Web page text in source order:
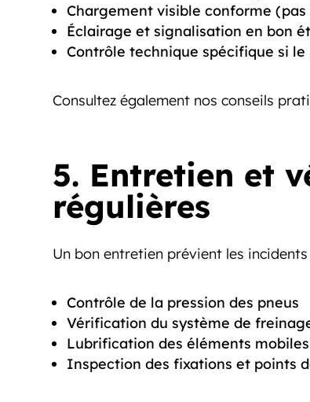
Chargement visible conforme
Éclairage et signalisation en bon
Contrôle technique spécifique si le
Consultez également nos conseils
5. Entretien et
régulières
Un bon entretien prévient les incidents
Contrôle de la pression des pneus
Vérification du système de
Lubrification des éléments mobiles
Inspection des fixations et points